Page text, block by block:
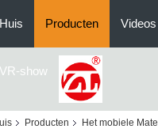
Huis Producten Videos
VR-show
Producten Het mobiele